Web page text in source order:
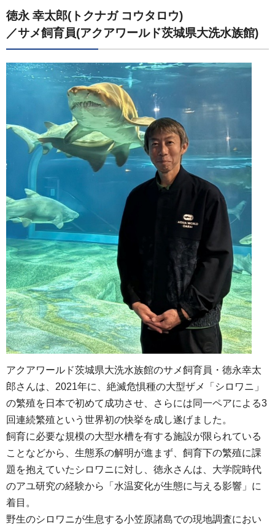
徳永 幸太郎(トクナガ コウタロウ)
／サメ飼育員(アクアワールド茨城県大洗水族館)
アクアワールド茨城県大洗水族館のサメ飼育員・徳永幸太
郎さんは、2021年に、絶滅危惧種の大型ザメ「シロワニ」
の繁殖を日本で初めて成功させ、さらには同一ペアによる3
回連続繁殖という世界初の快挙を成し遂げました。
飼育に必要な規模の大型水槽を有する施設が限られている
ことなどから、生態系の解明が進まず、飼育下の繁殖に課
題を抱えていたシロワニに対し、徳永さんは、大学院時代
のアユ研究の経験から「水温変化が生態に与える影響」に
着目。
野生のシロワニが生息する小笠原諸島での現地調査におい